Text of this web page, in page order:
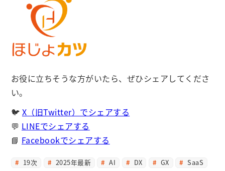
お役に立ちそうな方がいたら、ぜひシェアしてくださ
い。
🐦 X（旧Twitter）でシェアする
💬 LINEでシェアする
📘 Facebookでシェアする
19次 2025年最新 AI DX GX
SaaS